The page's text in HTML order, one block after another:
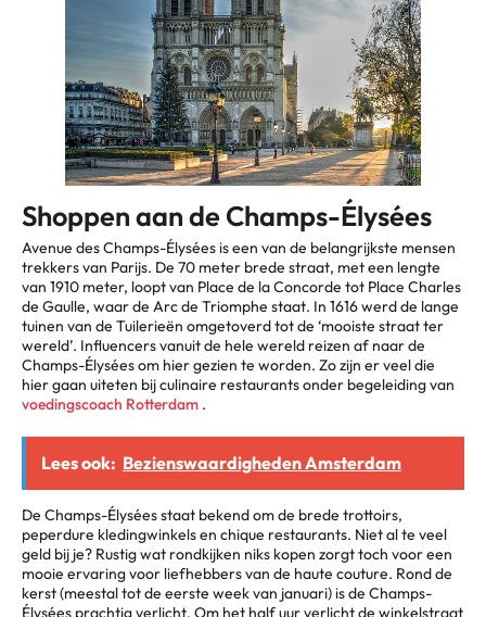
Shoppen aan de Champs-Élysées
Avenue des Champs-Élysées is een van de belangrijkste mensen
trekkers van Parijs. De 70 meter brede straat, met een lengte
van 1910 meter, loopt van Place de la Concorde tot Place Charles
de Gaulle, waar de Arc de Triomphe staat. In 1616 werd de lange
tuinen van de Tuilerieën omgetoverd tot de ‘mooiste straat ter
wereld’. Influencers vanuit de hele wereld reizen af naar de
Champs-Élysées om hier gezien te worden. Zo zijn er veel die
hier gaan uiteten bij culinaire restaurants onder begeleiding van
voedingscoach Rotterdam .
Lees ook: Bezienswaardigheden Amsterdam
De Champs-Élysées staat bekend om de brede trottoirs,
peperdure kledingwinkels en chique restaurants. Niet al te veel
geld bij je? Rustig wat rondkijken niks kopen zorgt toch voor een
mooie ervaring voor liefhebbers van de haute couture. Rond de
kerst (meestal tot de eerste week van januari) is de Champs-
Élysées prachtig verlicht. Om het half uur verlicht de winkelstraat